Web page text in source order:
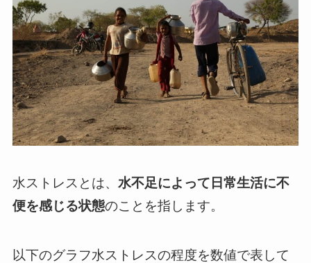
水ストレスとは、 水不足によって日常生活に不
便を感じる状態のことを指します。
以下のグラフ水ストレスの程度を数値で表して